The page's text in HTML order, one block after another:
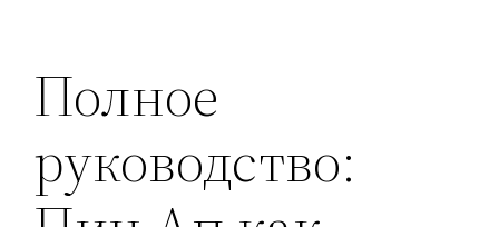
Полное
руководство: